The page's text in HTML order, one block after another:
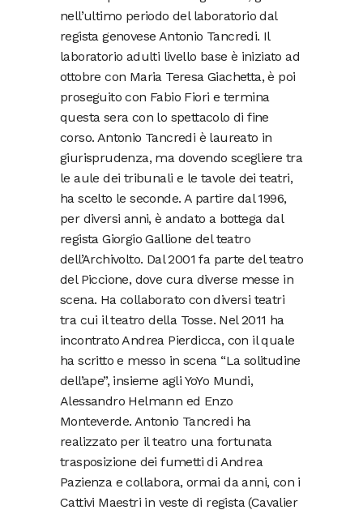
nell’ultimo periodo del laboratorio dal
regista genovese Antonio Tancredi. Il
laboratorio adulti livello base è iniziato ad
ottobre con Maria Teresa Giachetta, è poi
proseguito con Fabio Fiori e termina
questa sera con lo spettacolo di fine
corso. Antonio Tancredi è laureato in
giurisprudenza, ma dovendo scegliere tra
le aule dei tribunali e le tavole dei teatri,
ha scelto le seconde. A partire dal 1996,
per diversi anni, è andato a bottega dal
regista Giorgio Gallione del teatro
dell’Archivolto. Dal 2001 fa parte del teatro
del Piccione, dove cura diverse messe in
scena. Ha collaborato con diversi teatri
tra cui il teatro della Tosse. Nel 2011 ha
incontrato Andrea Pierdicca, con il quale
ha scritto e messo in scena “La solitudine
dell’ape”, insieme agli YoYo Mundi,
Alessandro Helmann ed Enzo
Monteverde. Antonio Tancredi ha
realizzato per il teatro una fortunata
trasposizione dei fumetti di Andrea
Pazienza e collabora, ormai da anni, con i
Cattivi Maestri in veste di regista (Cavalier